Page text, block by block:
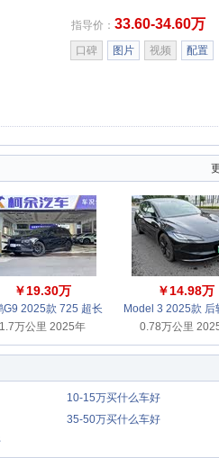
指导价： 33.60-34.60万
口碑 图片 视频 配置
￥19.30万
G9 2025款 725 超长
续航 Max
1.7万公里 2025年
￥14.98万
Model 3 2025款 后
版
0.78万公里
10-15万买什么车好
35-50万买什么车好